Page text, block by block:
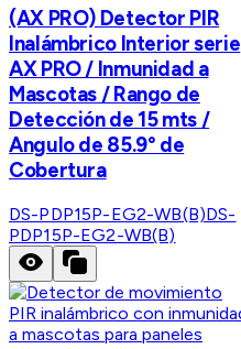
(AX PRO) Detector PIR
Inalámbrico Interior serie
AX PRO / Inmunidad a
Mascotas / Rango de
Detección de 15 mts /
Angulo de 85.9° de
Cobertura
DS-PDP15P-EG2-WB(B)DS-
PDP15P-EG2-WB(B)